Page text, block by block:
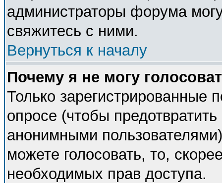
администраторы форума
свяжитесь с ними.
Вернуться к началу
Почему я не могу
Только зарегистрированные
опросе (чтобы предотвратить
анонимными
можете голосовать, то,
необходимых прав доступа.